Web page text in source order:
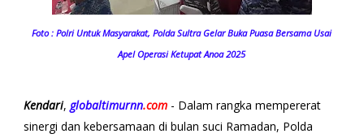
Foto : Polri Untuk Masyarakat, Polda Sultra Gelar Buka Puasa Bersama Usai
Apel Operasi Ketupat Anoa 2025
Kendari, globaltimurnn.com- Dalam rangka mempererat
sinergi dan kebersamaan di bulan suci Ramadan, Polda